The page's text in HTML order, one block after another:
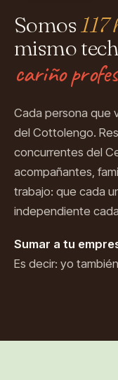
Somos117
mismo
cariño
Cada persona que
del Cottolengo.
concurrentes del
acompañantes,
trabajo: que cada
independiente
Sumar a tu
Es decir: yo